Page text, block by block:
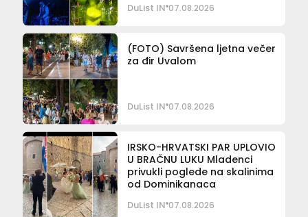
DuList IN 07.08.2026
(FOTO) Savršena ljetna večer
za đir Uvalom
DuList IN 07.08.2026
IRSKO-HRVATSKI PAR UPLOVIO
U BRAČNU LUKU Mladenci
privukli poglede na skalinima
od Dominikanaca
DuList IN 07.08.2026